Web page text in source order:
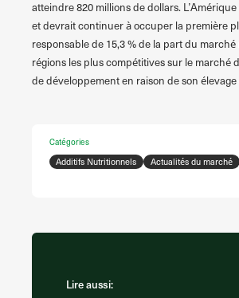
atteindre 820 millions de dollars.
et devrait continuer à occuper la première
responsable de 15,3 % de la part du
régions les plus compétitives sur le
de développement en raison de son
Catégories
Additifs Nutritionnels Actualités du marché
Lire aussi: